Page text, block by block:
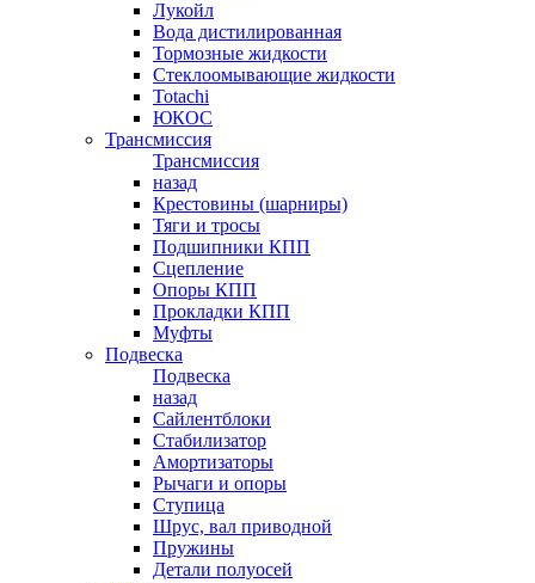
Лукойл
Вода дистилированная
Тормозные жидкости
Стеклоомывающие жидкости
Totachi
ЮКОС
Трансмиссия
Трансмиссия
назад
Крестовины (шарниры)
Тяги и тросы
Подшипники КПП
Сцепление
Опоры КПП
Прокладки КПП
Муфты
Подвеска
Подвеска
назад
Сайлентблоки
Стабилизатор
Амортизаторы
Рычаги и опоры
Ступица
Шрус, вал приводной
Пружины
Детали полуосей